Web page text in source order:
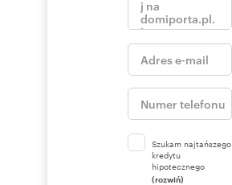
Szukam najtańszego
kredytu
hipotecznego
(rozwiń)